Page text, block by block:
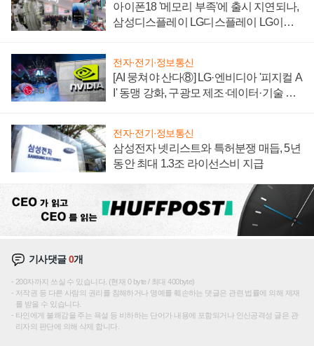
아이폰18 '메모리 부족'에 출시 지연되나,
삼성디스플레이 LG디스플레이 LG이노
전자·전기·정보통신
[AI 뭉쳐야 산다⑧] LG·엔비디아 '피지컬 A
I' 동맹 강화, 구광모 제조·데이터·기술 결
전자·전기·정보통신
삼성전자 넷리스트와 특허분쟁 매듭, 5년
동안 최대 1.3조 라이선스비 지급
기사댓글0개
200자까지 쓰실 수 있습니다. (현재 0 byte / 최대 400byte)
저작권 등 다른 사람의 권리를 침해하거나 명예를 훼손하는 댓글은 관련 법률에 의해 제재
를 받을 수 있습니다.
타인에게 불쾌감을 주는 욕설 등 비하하는 단어가 내용에 포함되거나 인신공격성 글은 관
리자의 판단에 의해 삭제 합니다.